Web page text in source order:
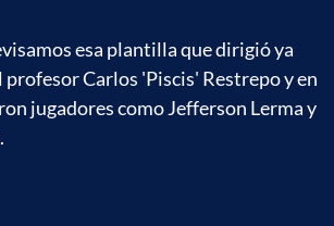
esa plantilla que dirigió ya
profesor Carlos 'Piscis' Restrepo y en
jugadores como Jefferson Lerma y